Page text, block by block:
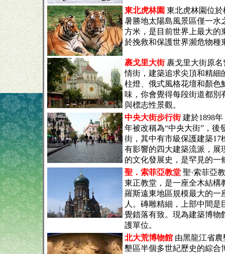
東北虎林園 東北虎林園位
暑勝地太陽島風景區僅一水
方米，是目前世界上最大的
於挽救和保護世界瀕危物種
裹戈里大街裹戈里大街原名
情街，建築追求尖頂和精細
柱燈、俄式風格花壇和顏色
味，你會覺得每段街道都別
與標志性景觀。
中央大街步行街建於1898年
年被改稱為“中央大街”，後
街，其中有市級保護建築
有影響的四大建築流派，展
的文化發展史，是罕見的一
聖．索菲亞教堂 聖·索菲亞
東正教堂，是一座全木結構
羅斯遠東地區規模最大的一
人。磚雕精細，上部中間
覺錯落有致。現為建築博物
護單位。
北大荒博物館 由黑龍江省
墾區半個多世紀歷史的綜合